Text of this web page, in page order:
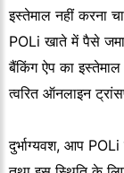
इस्तेमाल नहीं करना
POLi खाते में पैसे
बैंकिंग ऐप का
त्वरित ऑनलाइन
दुर्भाग्यवश, आप